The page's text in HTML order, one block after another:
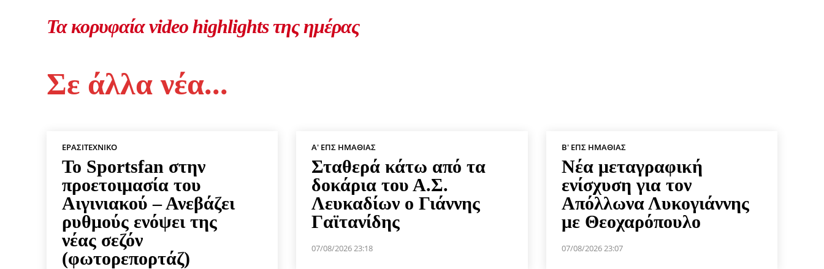
Τα κορυφαία video highlights της ημέρας
Σε άλλα νέα...
ΕΡΑΣΙΤΕΧΝΙΚΟ
Το Sportsfan στην
προετοιμασία του
Αιγινιακού – Ανεβάζει
ρυθμούς ενόψει της
νέας σεζόν
(φωτορεπορτάζ)
Α' ΕΠΣ ΗΜΑΘΊΑΣ
Σταθερά κάτω από τα
δοκάρια του Α.Σ.
Λευκαδίων ο Γιάννης
Γαϊτανίδης
07/08/2026 23:18
Β' ΕΠΣ ΗΜΑΘΊΑΣ
Νέα μεταγραφική
ενίσχυση για τον
Απόλλωνα Λυκογιάννης
με Θεοχαρόπουλο
07/08/2026 23:07